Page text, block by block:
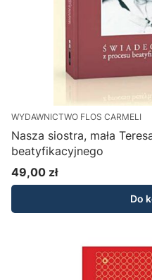
WYDAWNICTWO FLOS CARMELI
Nasza siostra, mała
beatyfikacyjnego
Cena
49,00 zł
Do